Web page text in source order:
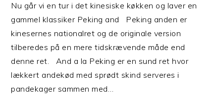
Nu går vi en tur i det kinesiske køkken og laver en
gammel klassiker Peking and Peking anden er
kinesernes nationalret og de originale version
tilberedes på en mere tidskrævende måde end
denne ret. And a la Peking er en sund ret hvor
lækkert andekød med sprødt skind serveres i
pandekager sammen med…